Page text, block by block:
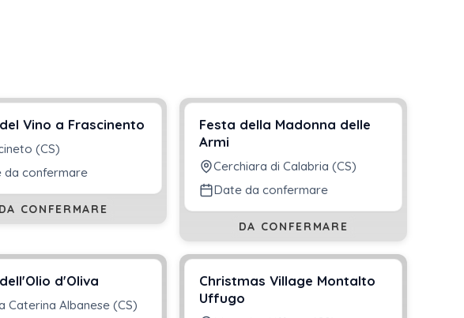
Vino a Frascinento
(CS)
da confermare
DA CONFERMARE
Festa della Madonna delle
Armi
Cerchiara di Calabria (CS)
Date da confermare
DA CONFERMARE
d'Oliva
Caterina Albanese (CS)
Christmas Village Montalto
Uffugo